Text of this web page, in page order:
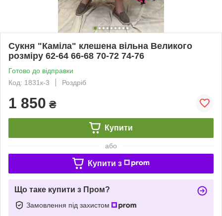
Сукня "Каміла" клешена вільна Великого
розміру 62-64 66-68 70-72 74-76
Готово до відправки
Код: 1831к-3
Роздріб
1 850 ₴
Купити
або
Купити з
Що таке купити з Пром?
Замовлення під захистом